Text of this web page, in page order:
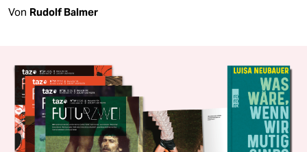
Von Rudolf Balmer